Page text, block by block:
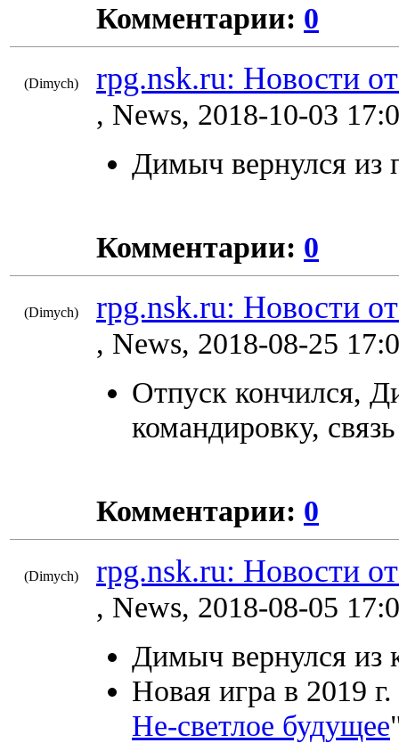
Комментарии: 0
(Dimych) rpg.nsk.ru: Новости
, News, 2018-10-03
Димыч вернулся из
Комментарии: 0
(Dimych) rpg.nsk.ru: Новости
, News, 2018-08-25
Отпуск кончился,
командировку,
Комментарии: 0
(Dimych) rpg.nsk.ru: Новости
, News, 2018-08-05
Димыч вернулся из
Новая игра в 2019
Не-светлое будущее